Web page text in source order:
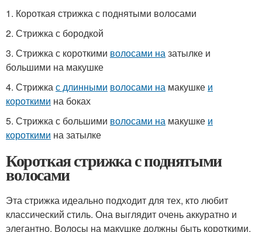
1. Короткая стрижка с поднятыми волосами
2. Стрижка с бородкой
3. Стрижка с короткими волосами назатылке и
большими на макушке
4. Стрижкас длинными волосами на макушке и
короткими на боках
5. Стрижка с большими волосами на макушке и
короткими на затылке
Короткая стрижка с поднятыми
волосами
Эта стрижка идеально подходит для тех, кто любит
классический стиль. Она выглядит очень аккуратно и
элегантно. Волосы на макушке должны быть короткими,